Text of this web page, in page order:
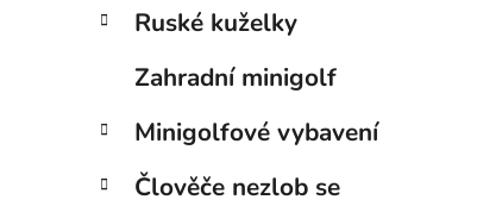
Ruské kuželky
Zahradní minigolf
Minigolfové vybavení
Člověče nezlob se